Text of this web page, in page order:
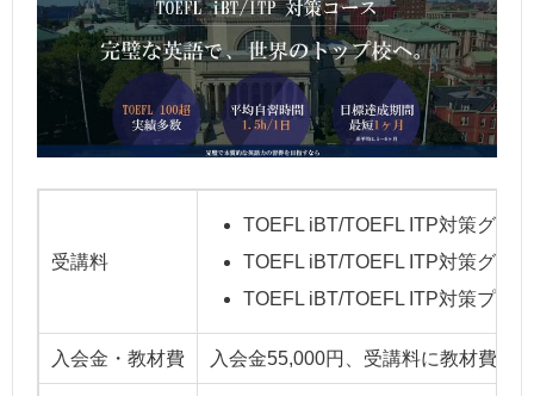
受講料
TOEFL iBT/TOEFL ITP対策グル
TOEFL iBT/TOEFL ITP対策グル
TOEFL iBT/TOEFL ITP対策プラ
入会金・教材費 入会金55,000円、受講料に教材費・